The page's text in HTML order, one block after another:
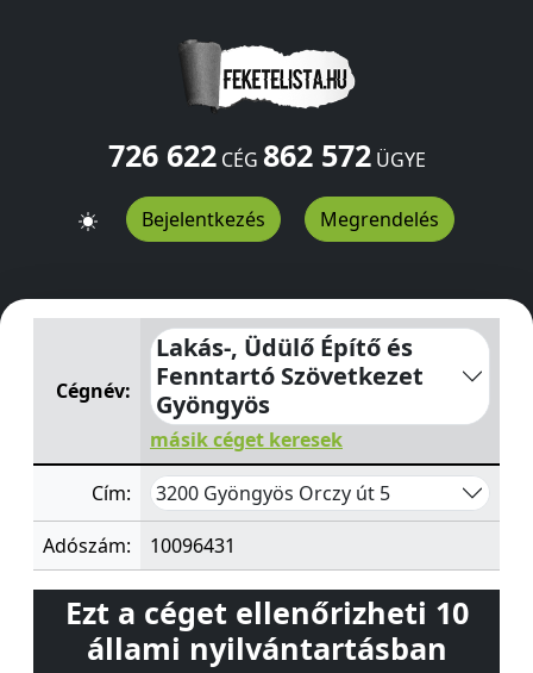
726 622CÉG 862 572ÜGYE
Bejelentkezés Megrendelés
Lakás-, Üdülő Építő és Fenntartó Szövetkezet Gyöngyös
Cégnév:
Lakás-, Üdülő Építő és
Fenntartó Szövetkezet
Gyöngyös
másik céget keresek
Cím: 3200 Gyöngyös Orczy út 5
Adószám: 10096431
Ezt a céget ellenőrizheti 10
állami nyilvántartásban